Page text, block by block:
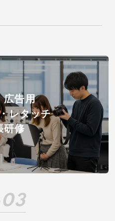
広告用
レタッチ
研修
03